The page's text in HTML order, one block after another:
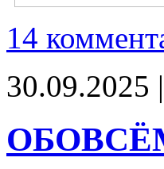
14
30.09.2025